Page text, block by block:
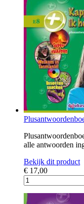
alle antwoorden
Bekijk dit product
€ 17,00